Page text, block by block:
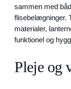
sammen med
flisebelægninger.
materialer,
funktionel og
Pleje og